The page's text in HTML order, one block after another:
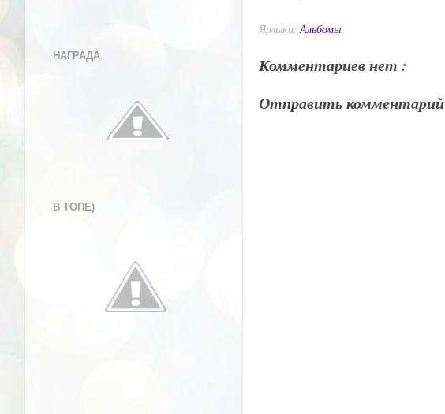
Ярлыки:Альбомы
Комментариев нет :
Отправить комментарий
НАГРАДА
В ТОПЕ)